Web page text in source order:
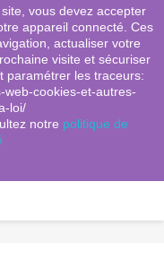
shopping_cart (0)

vous devez accepter
appareil connecté. Ces
actualiser votre
visite et sécuriser
paramétrer les traceurs:
web-cookies-et-autres-
loi/
notre politique de